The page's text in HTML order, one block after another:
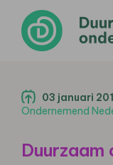
03 januari
Ondernemend